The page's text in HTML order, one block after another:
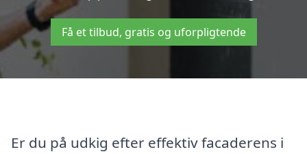
Få et tilbud, gratis og uforpligtende
Er du på udkig efter effektiv facaderens i